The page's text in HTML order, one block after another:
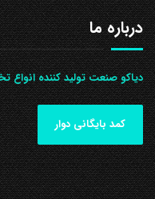
درباره ما
دیاکو صنعت تولید کننده
کمد بایگانی دوار